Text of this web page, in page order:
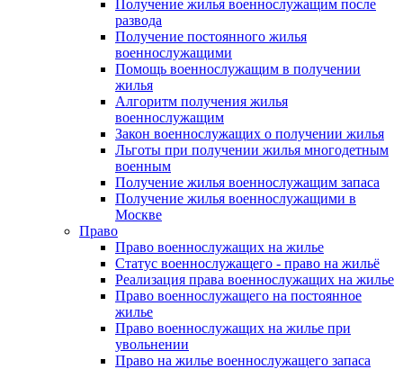
Получение жилья военнослужащим после
развода
Получение постоянного жилья
военнослужащими
Помощь военнослужащим в получении
жилья
Алгоритм получения жилья
военнослужащим
Закон военнослужащих о получении жилья
Льготы при получении жилья многодетным
военным
Получение жилья военнослужащим запаса
Получение жилья военнослужащими в
Москве
Право
Право военнослужащих на жилье
Статус военнослужащего - право на жильё
Реализация права военнослужащих на жилье
Право военнослужащего на постоянное
жилье
Право военнослужащих на жилье при
увольнении
Право на жилье военнослужащего запаса